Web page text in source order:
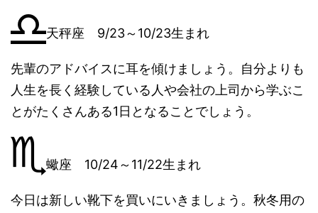
天秤座 9/23～10/23生まれ
先輩のアドバイスに耳を傾けましょう。自分よりも
人生を長く経験している人や会社の上司から学ぶこ
とがたくさんある1日となることでしょう。
蠍座 10/24～11/22生まれ
今日は新しい靴下を買いにいきましょう。秋冬用の